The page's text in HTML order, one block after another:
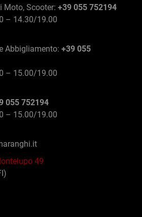
Moto, Scooter: +39 055 752194
– 14.30/19.00
Abbigliamento: +39 055
– 15.00/19.00
055 752194
– 15.00/19.00
49